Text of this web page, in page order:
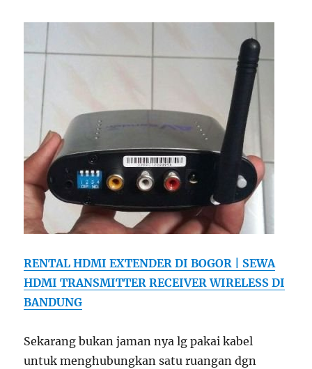
RENTAL HDMI EXTENDER DI BOGOR | SEWA
HDMI TRANSMITTER RECEIVER WIRELESS DI
BANDUNG
Sekarang bukan jaman nya lg pakai kabel
untuk menghubungkan satu ruangan dgn